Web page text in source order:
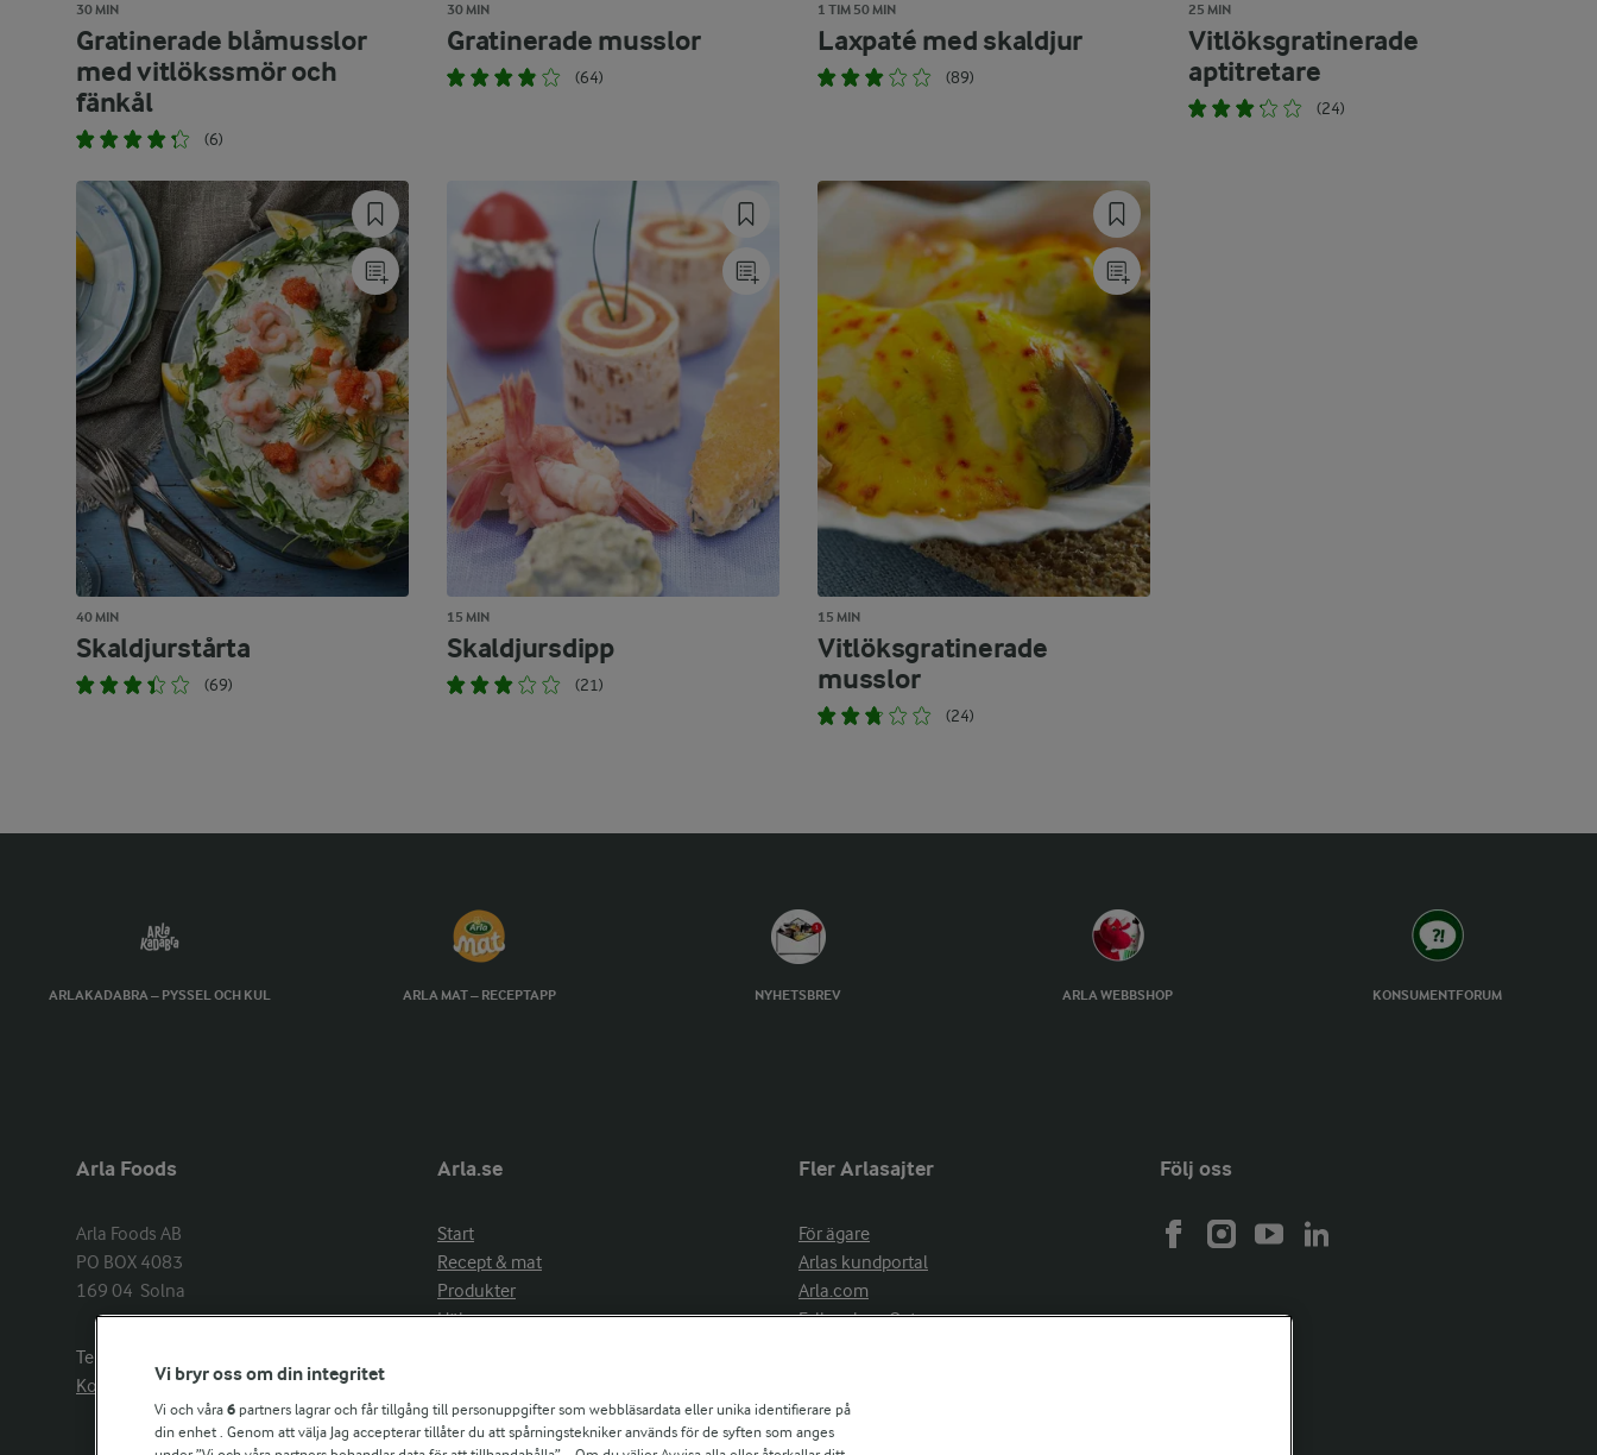
30 MIN
Gratinerade blåmusslor
med vitlökssmör och
fänkål
(6)
30 MIN
Gratinerade musslor
(64)
1 TIM 50 MIN
Laxpaté med skaldjur
(89)
25 MIN
Vitlöksgratinerade
aptitretare
(24)
40 MIN
Skaldjurstårta
(69)
15 MIN
Skaldjursdipp
(21)
15 MIN
Vitlöksgratinerade
musslor
(24)
ARLAKADABRA – PYSSEL OCH KUL ARLA MAT – RECEPTAPP NYHETSBREV ARLA WEBBSHOP KONSUMENTFORUM
Arla Foods
Arla Foods AB
PO BOX 4083
169 04  Solna
Telefon:
Kontakta oss
Arla.se
Start
Recept & mat
Produkter
Hälsa
Aktuellt
Om Arla
Fler Arlasajter
För ägare
Arlas kundportal
Arla.com
Falbygdens Ost
Följ oss
Vi bryr oss om din integritet
Vi och våra 6 partners lagrar och får tillgång till personuppgifter som webbläsardata eller unika identifierare på
din enhet . Genom att välja Jag accepterar tillåter du att spårningstekniker används för de syften som anges